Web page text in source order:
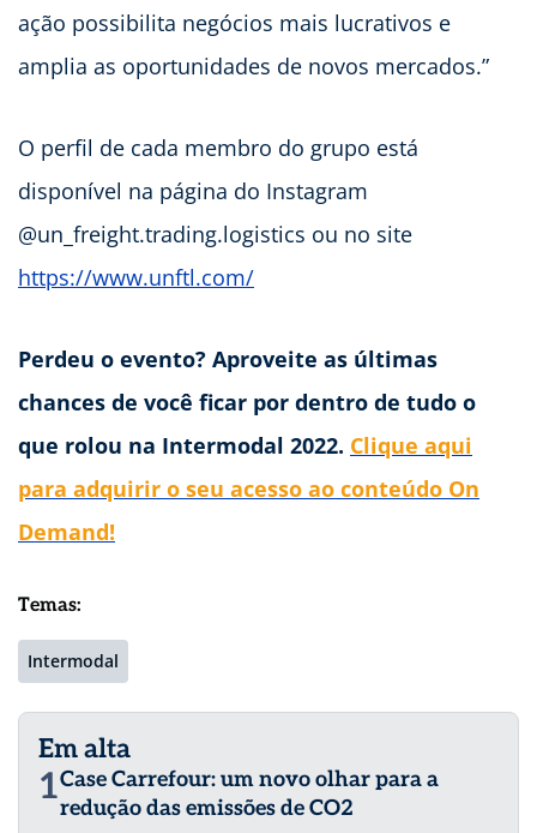
ação possibilita negócios mais lucrativos e
amplia as oportunidades de novos mercados.”
O perfil de cada membro do grupo está
disponível na página do Instagram
@un_freight.trading.logistics ou no site
https://www.unftl.com/
Perdeu o evento? Aproveite as últimas
chances de você ficar por dentro de tudo o
que rolou na Intermodal 2022. Clique aqui
para adquirir o seu acesso ao conteúdo On
Demand!
Temas:
Intermodal
Em alta
1Case Carrefour: um novo olhar para a
redução das emissões de CO2